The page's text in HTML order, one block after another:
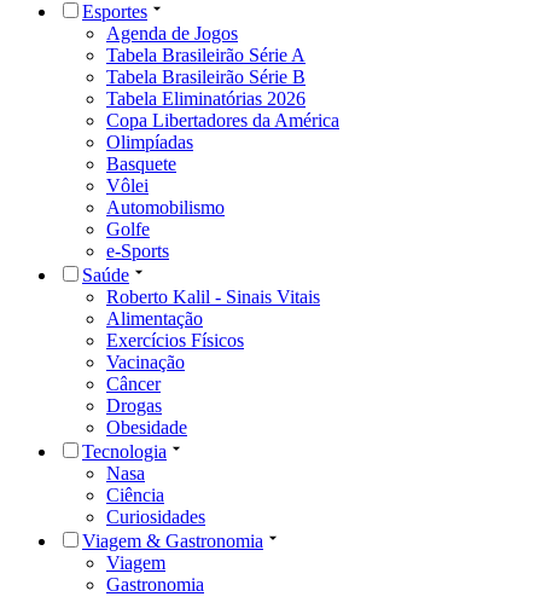
Esportes
Agenda de Jogos
Tabela Brasileirão Série A
Tabela Brasileirão Série B
Tabela Eliminatórias 2026
Copa Libertadores da América
Olimpíadas
Basquete
Vôlei
Automobilismo
Golfe
e-Sports
Saúde
Roberto Kalil - Sinais Vitais
Alimentação
Exercícios Físicos
Vacinação
Câncer
Drogas
Obesidade
Tecnologia
Nasa
Ciência
Curiosidades
Viagem & Gastronomia
Viagem
Gastronomia